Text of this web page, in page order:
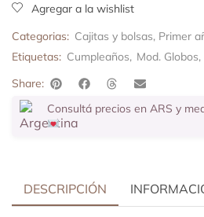
Agregar a la wishlist
Categorias: Cajitas y bolsas, Primer
Etiquetas: Cumpleaños, Mod. Globos,
Share:
Consultá precios en ARS y
DESCRIPCIÓN